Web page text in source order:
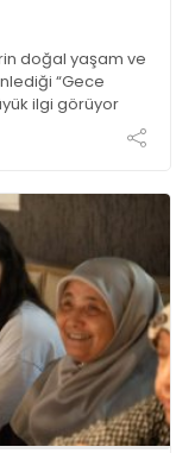
doğal yaşam ve
“Gece
ilgi görüyor